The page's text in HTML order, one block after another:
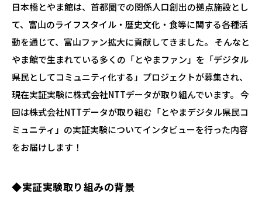
日本橋とやま館は、首都圏での関係人口創出の拠点施設とし
て、富山のライフスタイル・歴史文化・食等に関する各種活
動を通じて、富山ファン拡大に貢献してきました。
そんなと
やま館で生まれている多くの「とやまファン」を「デジタル
県民としてコミュニティ化する」プロジェクトが募集され、
現在実証実験に株式会社NTTデータが取り組んでいます。 今
回は株式会社NTTデータが取り組む「とやまデジタル県民コ
ミュニティ」の実証実験についてインタビューを行った内容
をお届けします！
◆実証実験取り組みの背景